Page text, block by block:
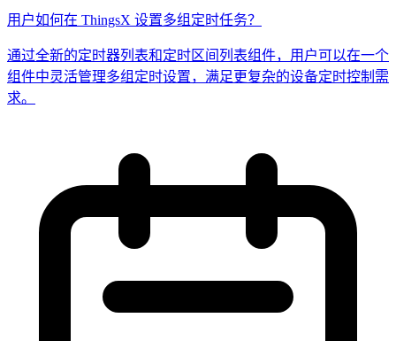
用户如何在 ThingsX 设置多组定时任务？
通过全新的定时器列表和定时区间列表组件，用户可以在一个
组件中灵活管理多组定时设置，满足更复杂的设备定时控制需
求。